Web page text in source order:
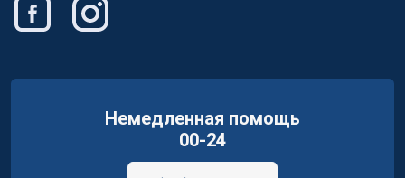
Немедленная помощь
00-24